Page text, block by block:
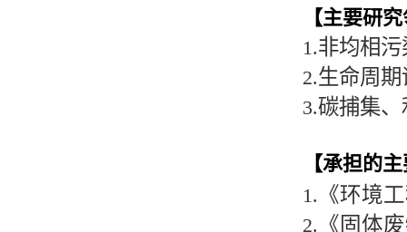
【主要研
1.非均相
2.生命周
3.碳捕集、
【承担的
1. 《环境
2. 《固体